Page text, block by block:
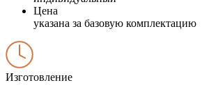
Цена
указана за базовую комплектацию
Изготовление